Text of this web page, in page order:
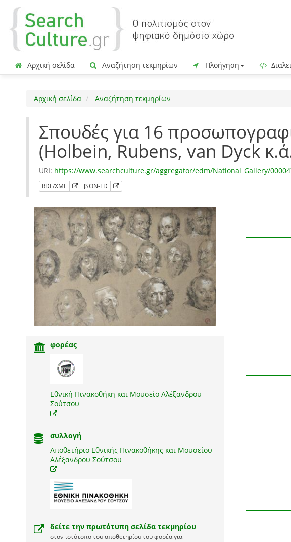
Αρχική σελίδα Αναζήτηση τεκμηρίων Πλοήγηση
Αρχική σελίδα Αναζήτηση τεκμηρίων
Σπουδές για 16
(Holbein, Rubens, van Dyck
URI: https://www.searchculture.gr/aggregator/edm/National_Gallery/
RDF/XML JSON-LD
φορέας
Εθνική Πινακοθήκη και Μουσείο Αλέξανδρου
Σούτσου
συλλογή
Αποθετήριο Εθνικής Πινακοθήκης και Μουσείου
Αλέξανδρου Σούτσου
δείτε την πρωτότυπη σελίδα τεκμηρίου
στον ιστότοπο του αποθετηρίου του φορέα για